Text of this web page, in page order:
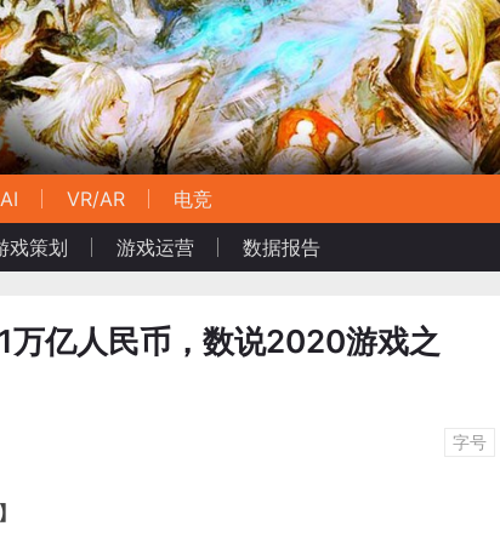
AI VR/AR
电竞
戏策划 游戏运营 数据报告
万亿人民币，数说2020游戏之
字号